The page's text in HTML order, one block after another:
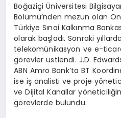
Boğaziçi Üniversitesi
Bölümü’nden mezun olan
Türkiye Sınai Kalkınma
olarak başladı. Sonraki
telekomünikasyon ve e-
görevler üstlendi. J.D.
ABN Amro Bank’ta BT
ise iş analisti ve proje
ve Dijital Kanallar
görevlerde bulundu.